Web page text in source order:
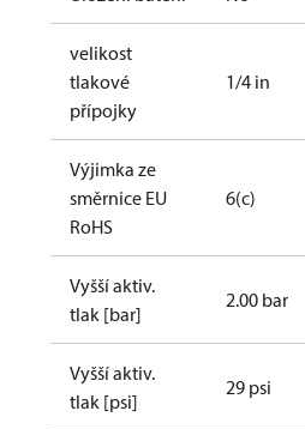
velikost
tlakové
přípojky
1/4 in
Výjimka ze
směrnice EU
RoHS
6(c)
Vyšší aktiv.
tlak [bar]
2.00 bar
Vyšší aktiv.
tlak [psi]
29 psi